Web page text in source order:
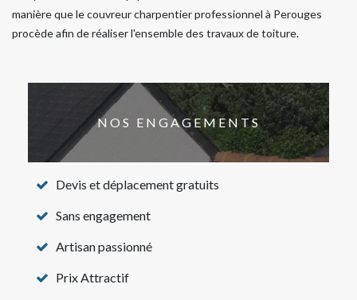
manière que le couvreur charpentier professionnel à Perouges
procède afin de réaliser l'ensemble des travaux de toiture.
NOS ENGAGEMENTS
Devis et déplacement gratuits
Sans engagement
Artisan passionné
Prix Attractif